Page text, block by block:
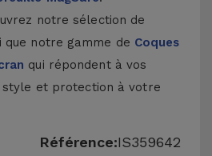
notre sélection de
que notre gamme de Coques
qui répondent à vos
style et protection à votre
Référence:IS359642